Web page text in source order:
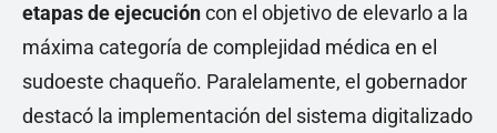
etapas de ejecucióncon el objetivo de elevarlo a la
máxima categoría de complejidad médica en el
sudoeste chaqueño. Paralelamente, el gobernador
destacó la implementación del sistema digitalizado